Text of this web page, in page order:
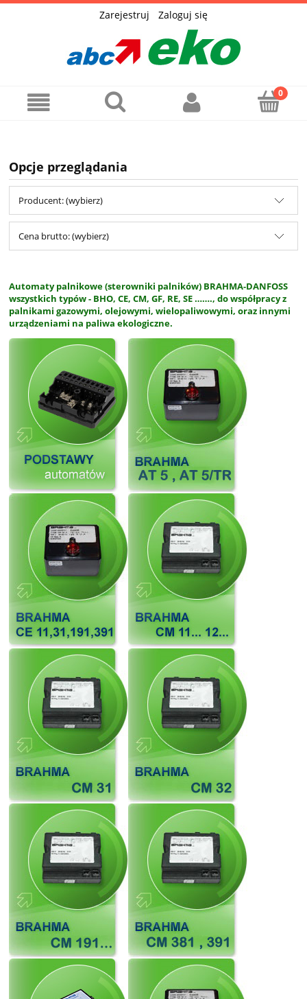
Zarejestruj Zaloguj się
Opcje przeglądania
Producent: (wybierz)
Cena brutto: (wybierz)
Automaty palnikowe (sterowniki palników) BRAHMA-DANFOSS
wszystkich typów - BHO, CE, CM, GF, RE, SE ……., do współpracy z
palnikami gazowymi, olejowymi, wielopaliwowymi, oraz innymi
urządzeniami na paliwa ekologiczne.